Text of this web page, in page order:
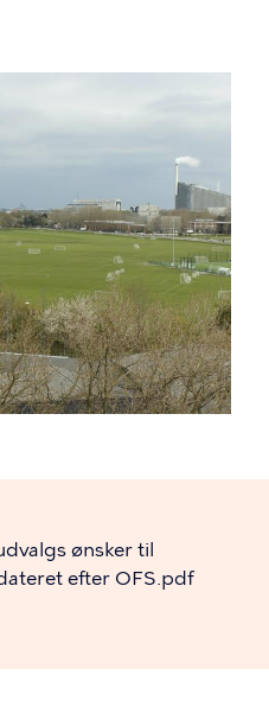
ønsker til
efter OFS.pdf